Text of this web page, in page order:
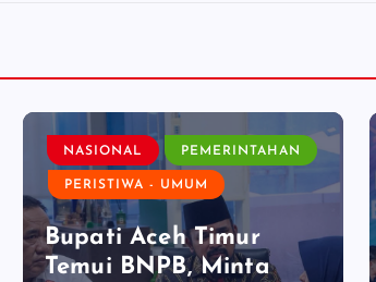
NASIONAL PEMERINTAHAN
PERISTIWA - UMUM
Bupati Aceh Timur
Temui BNPB, Minta